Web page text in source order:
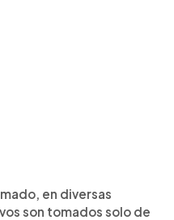
en diversas
son tomados solo de